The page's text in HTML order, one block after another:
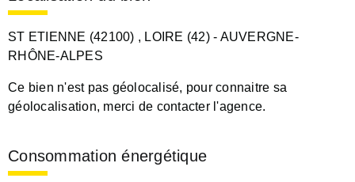
ST ETIENNE (42100) , LOIRE (42) - AUVERGNE-
RHÔNE-ALPES
Ce bien n'est pas géolocalisé, pour connaitre sa
géolocalisation, merci de contacter l'agence.
Consommation énergétique